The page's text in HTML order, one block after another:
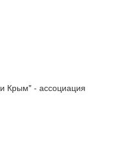
Крым" - ассоциация